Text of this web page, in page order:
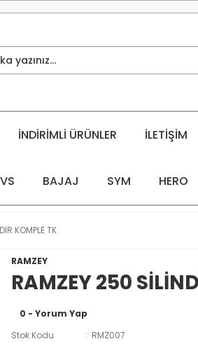
İNDİRİMLİ ÜRÜNLER İLETİŞİM
BAJAJ SYM HERO
KOMPLE TK
RAMZEY
RAMZEY 250
0 - Yorum Yap
Stok Kodu
RMZ007